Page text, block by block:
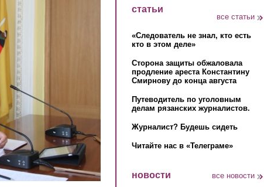
статьи
все статьи
«Следователь не знал, кто есть
кто в этом деле»
Сторона защиты обжаловала
продление ареста Константину
Смирнову до конца августа
Путеводитель по уголовным
делам рязанских журналистов.
Журналист? Будешь сидеть
Читайте нас в «Телеграме»
новости все новости